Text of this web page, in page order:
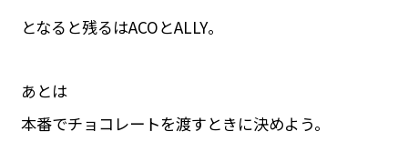
となると残るはACOとALLY。
あとは
本番でチョコレートを渡すときに決めよう。